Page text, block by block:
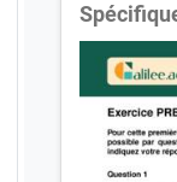
Corrigé